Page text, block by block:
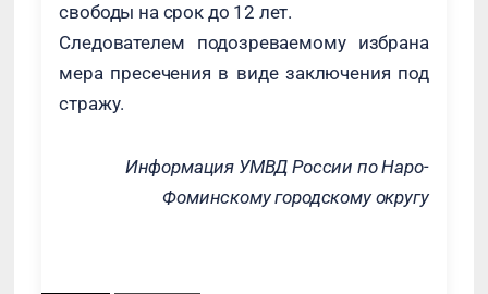
свободы на срок до 12 лет.
Следователем подозреваемому избрана
мера пресечения в виде заключения под
стражу.
Информация УМВД России по Наро-
Фоминскому городскому округу